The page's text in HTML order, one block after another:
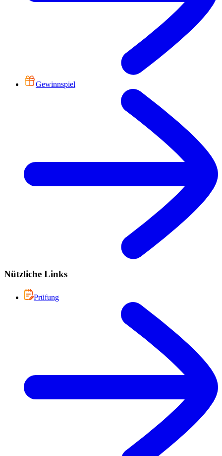
Gewinnspiel
Nützliche Links
Prüfung